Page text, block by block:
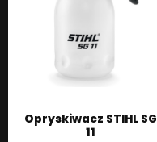
Opryskiwacz STIHL SG
11